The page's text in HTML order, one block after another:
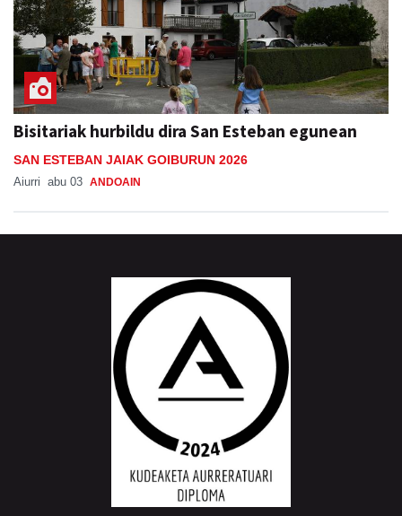
Bisitariak hurbildu dira San Esteban egunean
SAN ESTEBAN JAIAK GOIBURUN 2026
Aiurri abu 03 ANDOAIN